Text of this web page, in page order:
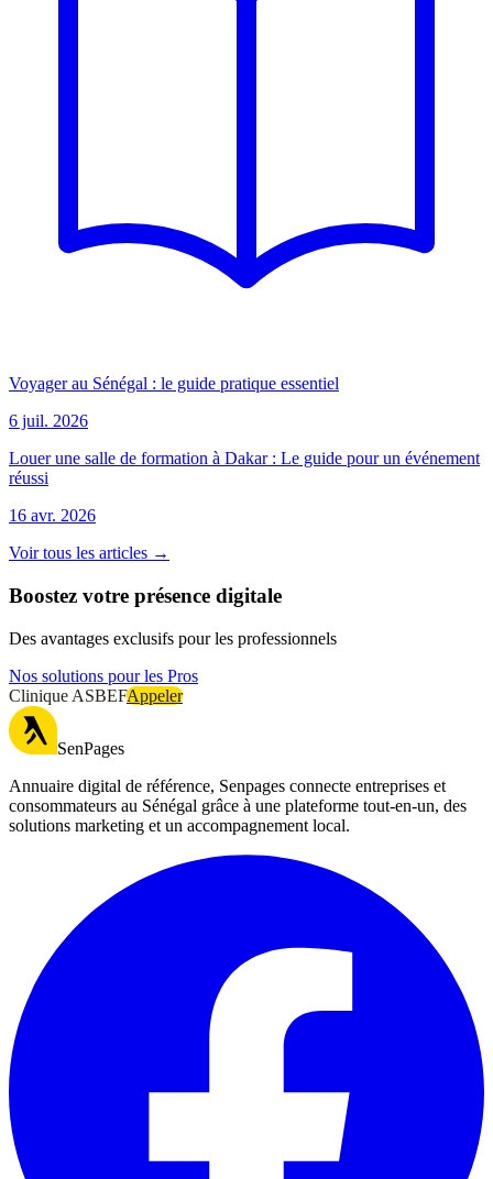
Voyager au Sénégal : le guide pratique essentiel
6 juil. 2026
Louer une salle de formation à Dakar : Le guide pour un événement
réussi
16 avr. 2026
Voir tous les articles →
Boostez votre présence digitale
Des avantages exclusifs pour les professionnels
Nos solutions pour les Pros
Clinique ASBEFAppeler
SenPages
Annuaire digital de référence, Senpages connecte entreprises et
consommateurs au Sénégal grâce à une plateforme tout-en-un, des
solutions marketing et un accompagnement local.